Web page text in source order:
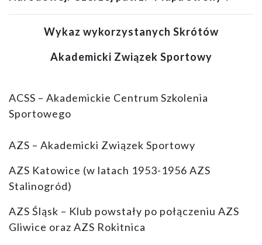
Wykaz wykorzystanych Skrótów
Akademicki Związek Sportowy
ACSS – Akademickie Centrum Szkolenia
Sportowego
AZS – Akademicki Związek Sportowy
AZS Katowice (w latach 1953-1956 AZS
Stalinogród)
AZS Śląsk – Klub powstały po połączeniu AZS
Gliwice oraz AZS Rokitnica